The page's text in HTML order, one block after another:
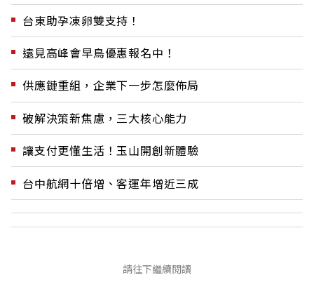
台東助孕凍卵雙支持！
遠見高峰會早鳥優惠報名中！
供應鏈重組，企業下一步怎麼佈局
破解決策新焦慮，三大核心能力
讓支付更懂生活！玉山開創新體驗
台中航網十倍增、客運年增近三成
請往下繼續閱讀